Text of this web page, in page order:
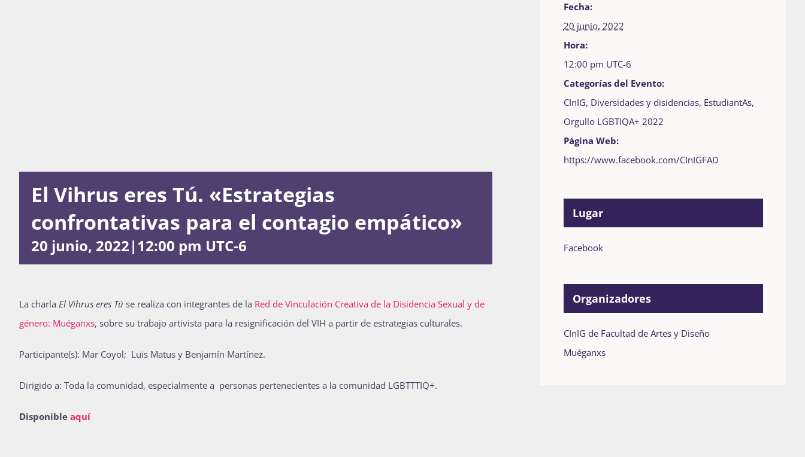
El Vihrus eres Tú. «Estrategias
confrontativas para el contagio empático»
20 junio, 2022|12:00 pm UTC-6
La charla El Vihrus eres Tú se realiza con integrantes de la Red de Vinculación Creativa de la Disidencia Sexual y de
género: Muéganxs, sobre su trabajo artivista para la resignificación del VIH a partir de estrategias culturales.
Participante(s): Mar Coyol; Luis Matus y Benjamín Martínez.
Dirigido a: Toda la comunidad, especialmente a personas pertenecientes a la comunidad LGBTTTIQ+.
Disponible aquí
Fecha:
20 junio, 2022
Hora:
12:00 pm UTC-6
Categorías del Evento:
CInIG, Diversidades y disidencias, EstudiantAs,
Orgullo LGBTIQA+ 2022
Página Web:
https://www.facebook.com/CInIGFAD
Lugar
Facebook
Organizadores
CInIG de Facultad de Artes y Diseño
Muéganxs